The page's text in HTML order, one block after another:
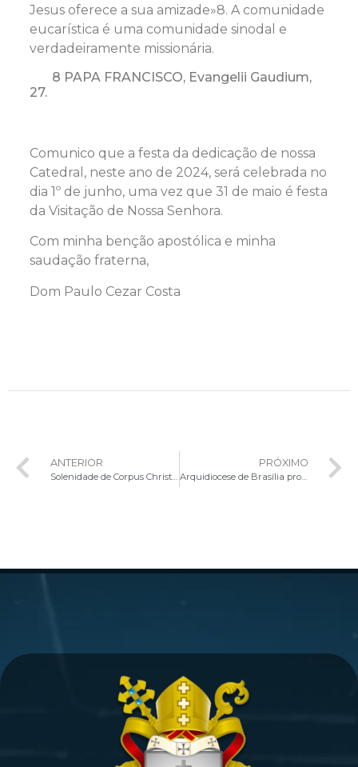
Jesus oferece a sua amizade»8. A comunidade
eucarística é uma comunidade sinodal e
verdadeiramente missionária.
8 PAPA FRANCISCO, Evangelii Gaudium,
27.
Comunico que a festa da dedicação de nossa
Catedral, neste ano de 2024, será celebrada no
dia 1º de junho, uma vez que 31 de maio é festa
da Visitação de Nossa Senhora.
Com minha benção apostólica e minha
saudação fraterna,
Dom Paulo Cezar Costa
ANTERIOR
Solenidade de Corpus Christ na Esplanada dos Ministérios
PRÓXIMO
Arquidiocese de Brasília promove formação para voluntários que desejam participar do Projeto Esperança